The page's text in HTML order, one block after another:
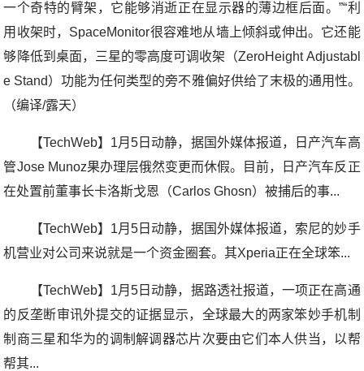
一个奇特的臂架，它能够消逝正在显示器的薄边框后面。”“利
用收架时，SpaceMonitor很容难地从墙上倾斜或伸出。它还能
够降低到桌面，三星的零高度可调收架（ZeroHeight Adjustabl
e Stand）功能为任何类型的旁不雅偏好供给了末极的通用性。
（编译/露天）
【TechWeb】1月5日动静，据国外媒体报道，日产汽车高
管Jose Munoz果办理层俄然变更而休假。目前，日产汽车反正
在处置前董事长卡洛斯戈恩（Carlos Ghosn）被捕后的事...
【TechWeb】1月5日动静，据国外媒体报道，索尼的妙手
机营业对公司来说就是一个资金圈套。其Xperia正在全球笨...
【TechWeb】1月5日动静，据路透社报道，一项正在高通
的反垄断审讯外提交的证据显示，全球最大的两家笨妙手机制
制商三星和华为的调制解调器芯片次要由它们本人供当，以帮
帮其...